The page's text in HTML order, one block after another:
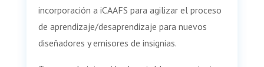
incorporación a iCAAFS para agilizar el proceso
de aprendizaje/desaprendizaje para nuevos
diseñadores y emisores de insignias.